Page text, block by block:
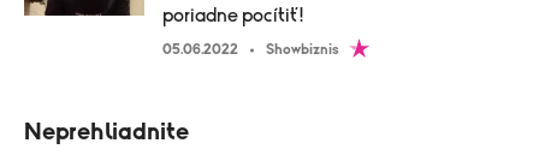
poriadne pocítiť!
05.06.2022 Showbiznis
Neprehliadnite